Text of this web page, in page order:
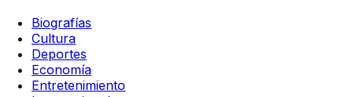
Biografías
Cultura
Deportes
Economía
Entretenimiento